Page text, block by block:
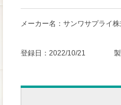
メーカー名：サンワサプライ
登録日：2022/10/21 製